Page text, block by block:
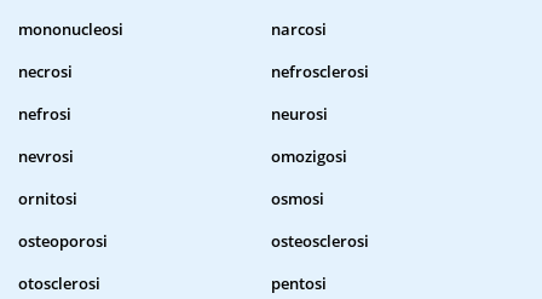
mononucleosi
narcosi
necrosi
nefrosclerosi
nefrosi
neurosi
nevrosi
omozigosi
ornitosi
osmosi
osteoporosi
osteosclerosi
otosclerosi
pentosi